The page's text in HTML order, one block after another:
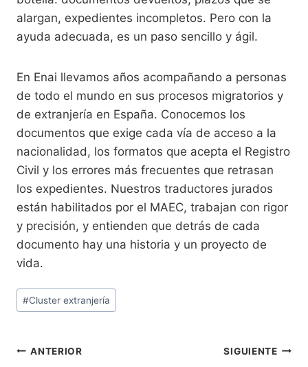
alargan, expedientes incompletos. Pero con la
ayuda adecuada, es un paso sencillo y ágil.
En Enai llevamos años acompañando a personas
de todo el mundo en sus procesos migratorios y
de extranjería en España. Conocemos los
documentos que exige cada vía de acceso a la
nacionalidad, los formatos que acepta el Registro
Civil y los errores más frecuentes que retrasan
los expedientes. Nuestros traductores jurados
están habilitados por el MAEC, trabajan con rigor
y precisión, y entienden que detrás de cada
documento hay una historia y un proyecto de
vida.
#Cluster extranjería
ANTERIOR SIGUIENTE